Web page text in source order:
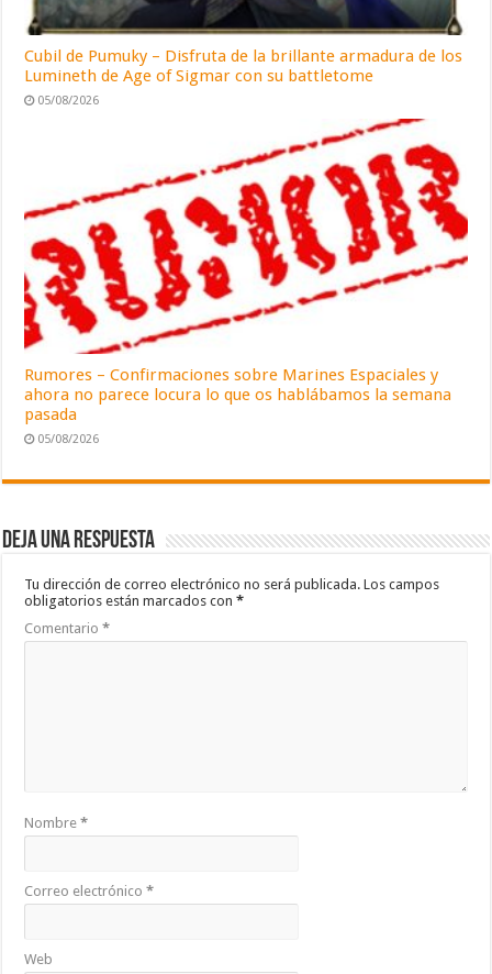
Cubil de Pumuky – Disfruta de la brillante armadura de los
Lumineth de Age of Sigmar con su battletome
05/08/2026
Rumores – Confirmaciones sobre Marines Espaciales y
ahora no parece locura lo que os hablábamos la semana
pasada
05/08/2026
Deja una respuesta
Tu dirección de correo electrónico no será publicada. Los campos
obligatorios están marcados con*
Comentario*
Nombre*
Correo electrónico*
Web